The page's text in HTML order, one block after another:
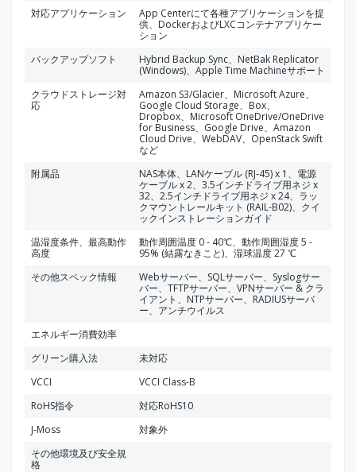
対応アプリケーション
App Centerにて各種アプリケーションを提
供、DockerおよびLXCコンテナアプリケー
ション
バックアップソフト
Hybrid Backup Sync、NetBak Replicator
(Windows)、Apple Time Machineサポート
クラウドストレージ対
応
Amazon S3/Glacier、Microsoft Azure、
Google Cloud Storage、Box、
Dropbox、Microsoft OneDrive/OneDrive
for Business、Google Drive、Amazon
Cloud Drive、WebDAV、OpenStack Swift
など
附属品
NAS本体、LANケーブル (RJ-45) x 1、電源
ケーブル x 2、3.5インチドライブ用ネジ x
32、2.5インチドライブ用ネジ x 24、ラッ
クマウントレールキット (RAIL-B02)、クイ
ックインストレーションガイド
温湿度条件、最高動作
高度
動作周囲温度 0 - 40℃、動作周囲湿度 5 -
95% (結露なきこと)、湿球温度 27 ℃
その他スペック情報
Webサーバー、SQLサーバー、Syslogサー
バー、TFTPサーバー、VPNサーバー & クラ
イアント、NTPサーバー、RADIUSサーバ
ー、アンチウイルス
エネルギー消費効率
グリーン購入法
未対応
VCCI
VCCI Class-B
RoHS指令
対応RoHS10
J-Moss
対象外
その他環境及び安全規
格